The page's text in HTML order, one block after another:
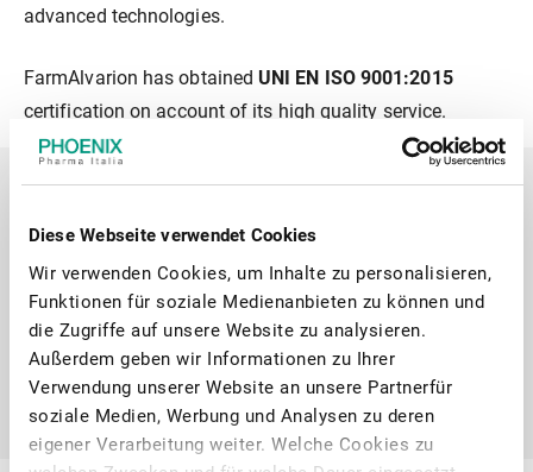
Diese Webseite verwendet Cookies
Wir verwenden Cookies, um Inhalte zu personalisieren,
Funktionen für soziale Medienanbieten zu können und
die Zugriffe auf unsere Website zu analysieren.
Außerdem geben wir Informationen zu Ihrer
Verwendung unserer Website an unsere Partnerfür
soziale Medien, Werbung und Analysen zu deren
eigener Verarbeitung weiter. Welche Cookies zu
advanced technologies.
FarmAlvarion has obtained UNI EN ISO 9001:2015
certification on account of its high quality service.
Learn more about FarmAlvarion S.r.l
Informazioni Aziendali
Organi societari
External links